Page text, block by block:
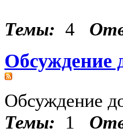
Темы: 4
Обсуждение
Обсуждение
Темы:
1